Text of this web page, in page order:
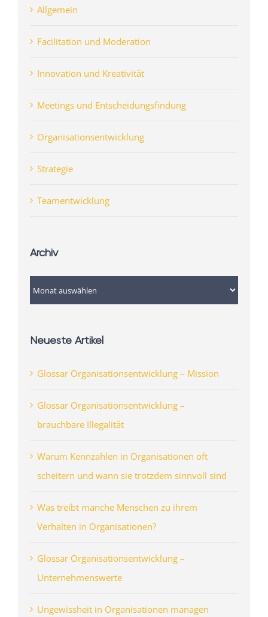
Allgemein
Facilitation und Moderation
Innovation und Kreativität
Meetings und Entscheidungsfindung
Organisationsentwicklung
Strategie
Teamentwicklung
Archiv
Archiv
Neueste Artikel
Glossar Organisationsentwicklung – Mission
Glossar Organisationsentwicklung –
brauchbare Illegalität
Warum Kennzahlen in Organisationen oft
scheitern und wann sie trotzdem sinnvoll sind
Was treibt manche Menschen zu ihrem
Verhalten in Organisationen?
Glossar Organisationsentwicklung –
Unternehmenswerte
Ungewissheit in Organisationen managen